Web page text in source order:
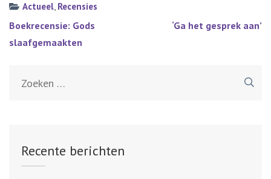
Actueel, Recensies
Bericht
navigatie
Boekrecensie: Gods
slaafgemaakten
‘Ga het gesprek aan’
Recente berichten